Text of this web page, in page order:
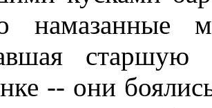
старшую
-- они